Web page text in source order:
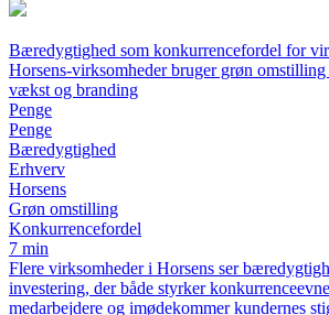
Bæredygtighed som konkurrencefordel for
Horsens-virksomheder bruger grøn
vækst og branding
Penge
Penge
Bæredygtighed
Erhverv
Horsens
Grøn omstilling
Konkurrencefordel
7 min
Flere virksomheder i Horsens ser
investering, der både styrker
medarbejdere og imødekommer kundernes